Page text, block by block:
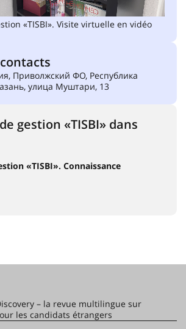
«TISBI». Visite virtuelle en vidéo
Приволжский ФО, Республика
улица Муштари, 13
gestion «TISBI» dans
«TISBI». Connaissance
– la revue multilingue sur
les candidats étrangers